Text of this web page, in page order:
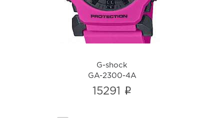
G-shock
GA-2300-4A
15291 i